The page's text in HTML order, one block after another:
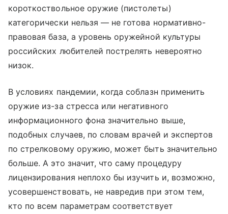
короткоствольное оружие (пистолеты)
категорически нельзя — не готова нормативно-
правовая база, а уровень оружейной культуры
российских любителей пострелять невероятно
низок.
В условиях пандемии, когда соблазн применить
оружие из-за стресса или негативного
информационного фона значительно выше,
подобных случаев, по словам врачей и экспертов
по стрелковому оружию, может быть значительно
больше. А это значит, что саму процедуру
лицензирования неплохо бы изучить и, возможно,
усовершенствовать, не навредив при этом тем,
кто по всем параметрам соответствует